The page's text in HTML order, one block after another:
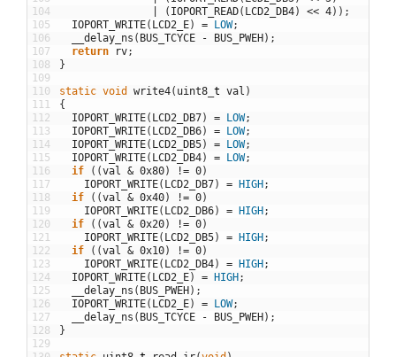
104
105
106
107
108
109
110
111
112
113
114
115
116
117
118
119
120
121
122
123
124
125
126
127
128
129
( IOPORT_READ( LCD2_DB4) << 4) ) ;
IOPORT_WRITE( LCD2_E) = LOW;
__delay_ns ( BUS_TCYCE - BUS_PWEH ) ;
return
rv;
}
static void write4( uint8 t val )
{
IOPORT_WRITE( LCD2_DB7) = LOW;
IOPORT_WRITE( LCD2_DB6) = LOW;
IOPORT_WRITE( LCD2_DB5) = LOW;
IOPORT_WRITE( LCD2_DB4) = LOW;
if
( (val & 0x80) != 0)
IOPORT_WRITE( LCD2_DB7) = HIGH ;
if
( (val & 0x40) != 0)
IOPORT_WRITE( LCD2_DB6) = HIGH ;
if
( (val & 0x20) != 0)
IOPORT_WRITE( LCD2_DB5) = HIGH ;
if
( (val & 0x10) != 0)
IOPORT_WRITE( LCD2_DB4) = HIGH ;
IOPORT_WRITE( LCD2_E) = HIGH ;
__delay_ns ( BUS_PWEH ) ;
IOPORT_WRITE( LCD2_E) = LOW;
__delay_ns ( BUS_TCYCE - BUS_PWEH ) ;
}